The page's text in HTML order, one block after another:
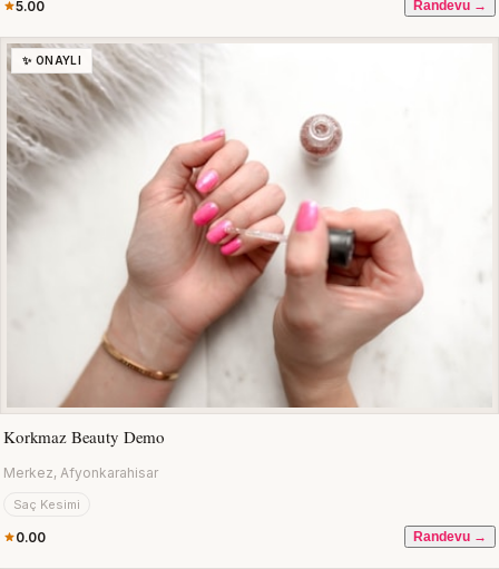
5.00 Randevu →
✨ ONAYLI
Korkmaz Beauty Demo
Merkez, Afyonkarahisar
Saç Kesimi
0.00 Randevu →